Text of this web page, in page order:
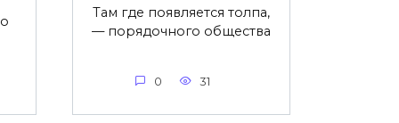
Там где появляется толпа,
— порядочного общества
0 31